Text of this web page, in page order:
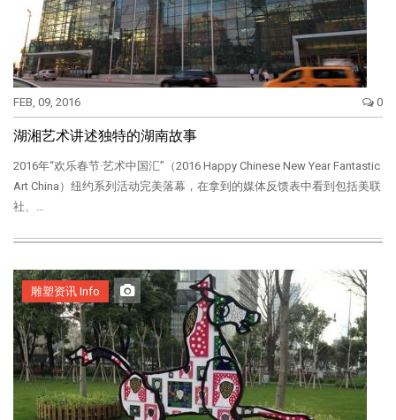
FEB, 09, 2016 0
湖湘艺术讲述独特的湖南故事
2016年“欢乐春节·艺术中国汇”（2016 Happy Chinese New Year Fantastic
Art China）纽约系列活动完美落幕，在拿到的媒体反馈表中看到包括美联
社、…
雕塑资讯 Info